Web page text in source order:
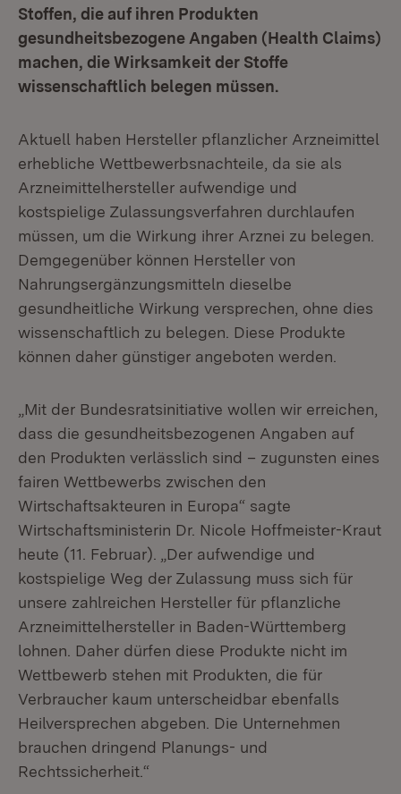
Stoffen, die auf ihren Produkten
gesundheitsbezogene Angaben (Health Claims)
machen, die Wirksamkeit der Stoffe
wissenschaftlich belegen müssen.
Aktuell haben Hersteller pflanzlicher Arzneimittel
erhebliche Wettbewerbsnachteile, da sie als
Arzneimittelhersteller aufwendige und
kostspielige Zulassungsverfahren durchlaufen
müssen, um die Wirkung ihrer Arznei zu belegen.
Demgegenüber können Hersteller von
Nahrungsergänzungsmitteln dieselbe
gesundheitliche Wirkung versprechen, ohne dies
wissenschaftlich zu belegen. Diese Produkte
können daher günstiger angeboten werden.
„Mit der Bundesratsinitiative wollen wir erreichen,
dass die gesundheitsbezogenen Angaben auf
den Produkten verlässlich sind – zugunsten eines
fairen Wettbewerbs zwischen den
Wirtschaftsakteuren in Europa“ sagte
Wirtschaftsministerin Dr. Nicole Hoffmeister-Kraut
heute (11. Februar). „Der aufwendige und
kostspielige Weg der Zulassung muss sich für
unsere zahlreichen Hersteller für pflanzliche
Arzneimittelhersteller in Baden-Württemberg
lohnen. Daher dürfen diese Produkte nicht im
Wettbewerb stehen mit Produkten, die für
Verbraucher kaum unterscheidbar ebenfalls
Heilversprechen abgeben. Die Unternehmen
brauchen dringend Planungs- und
Rechtssicherheit.“